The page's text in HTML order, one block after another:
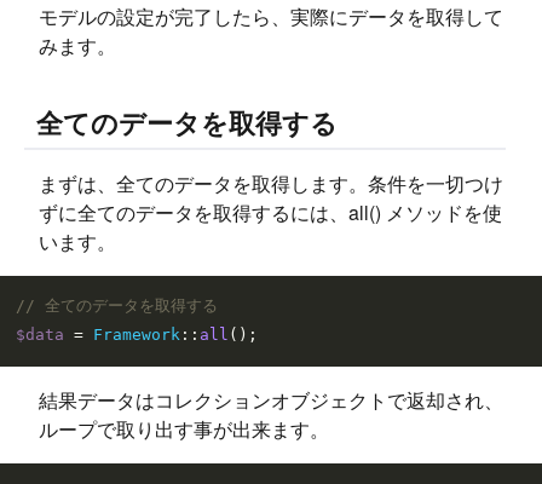
モデルの設定が完了したら、実際にデータを取得して
みます。
全てのデータを取得する
まずは、全てのデータを取得します。条件を一切つけ
ずに全てのデータを取得するには、all() メソッドを使
います。
// 全てのデータを取得する
$data = Framework :: all
結果データはコレクションオブジェクトで返却され、
ループで取り出す事が出来ます。